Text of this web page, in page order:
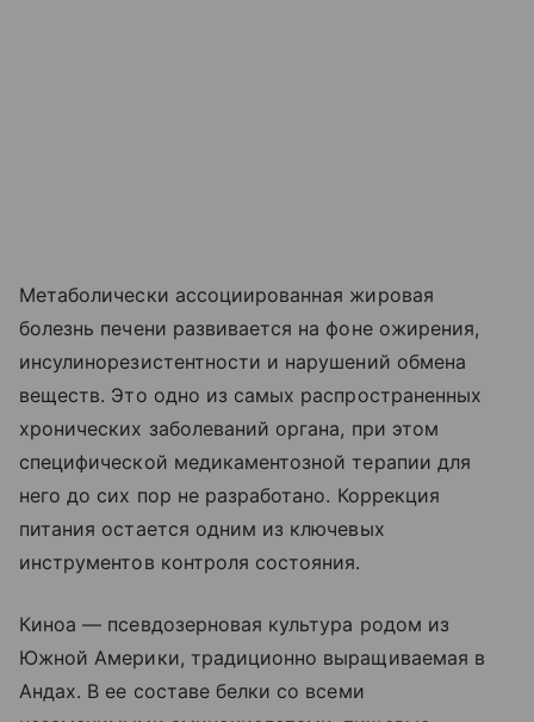
Метаболически ассоциированная жировая
болезнь печени развивается на фоне ожирения,
инсулинорезистентности и нарушений обмена
веществ. Это одно из самых распространенных
хронических заболеваний органа, при этом
специфической медикаментозной терапии для
него до сих пор не разработано. Коррекция
питания остается одним из ключевых
инструментов контроля состояния.
Киноа — псевдозерновая культура родом из
Южной Америки, традиционно выращиваемая в
Андах. В ее составе белки со всеми